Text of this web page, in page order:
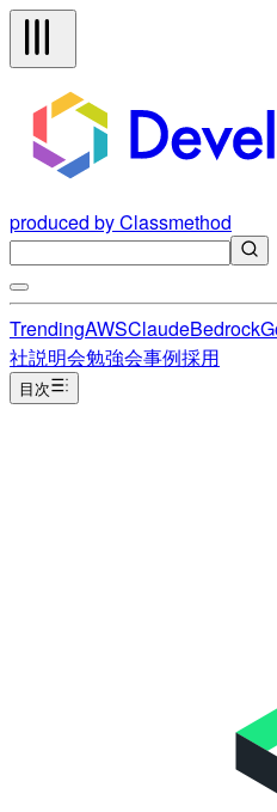
produced by Classmethod
TrendingAWSClaudeBedrock
社説明会勉強会事例採用
目次